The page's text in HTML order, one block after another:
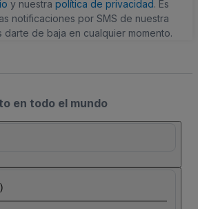
y nuestra política de privacidad. Es
notificaciones por SMS de nuestra
de baja en cualquier momento.
en todo el mundo